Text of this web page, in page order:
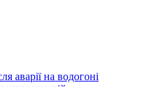
аварії на водогоні